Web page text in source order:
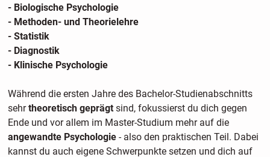
- Biologische Psychologie
- Methoden- und Theorielehre
- Statistik
- Diagnostik
- Klinische Psychologie
Während die ersten Jahre des Bachelor-Studienabschnitts
sehrtheoretisch geprägt sind, fokussierst du dich gegen
Ende und vor allem im Master-Studium mehr auf die
angewandte Psychologie- also den praktischen Teil. Dabei
kannst du auch eigene Schwerpunkte setzen und dich auf